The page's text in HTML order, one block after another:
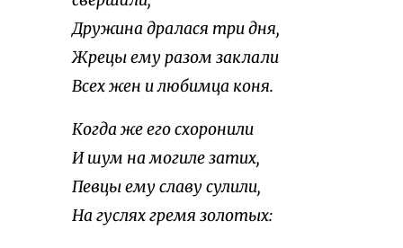
Дружина дралася три дня,
Жрецы ему разом заклали
Всех жен и любимца коня.
Когда же его схоронили
И шум на могиле затих,
Певцы ему славу сулили,
На гуслях гремя золотых: